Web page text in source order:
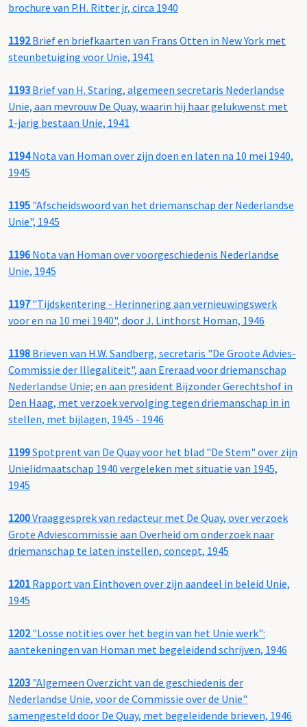
brochure van P.H. Ritter jr, circa 1940
1192Brief en briefkaarten van Frans Otten in New York met
steunbetuiging voor Unie, 1941
1193 Brief van H. Staring, algemeen secretaris Nederlandse
Unie, aan mevrouw De Quay, waarin hij haar gelukwenst met
1-jarig bestaan Unie, 1941
1194Nota van Homan over zijn doen en laten na 10 mei 1940,
1945
1195 "Afscheidswoord van het driemanschap der Nederlandse
Unie", 1945
1196 Nota van Homan over voorgeschiedenis Nederlandse
Unie, 1945
1197"Tijdskentering - Herinnering aan vernieuwingswerk
voor en na 10 mei 1940", door J. Linthorst Homan, 1946
1198 Brieven van H.W. Sandberg, secretaris "De Groote Advies-
Commissie der Illegaliteit", aan Ereraad voor driemanschap
Nederlandse Unie; en aan president Bijzonder Gerechtshof in
Den Haag, met verzoek vervolging tegen driemanschap in in
stellen, met bijlagen, 1945 - 1946
1199Spotprent van De Quay voor het blad "De Stem" over zijn
Unielidmaatschap 1940 vergeleken met situatie van 1945,
1945
1200Vraaggesprek van redacteur met De Quay, over verzoek
Grote Adviescommissie aan Overheid om onderzoek naar
driemanschap te laten instellen, concept, 1945
1201 Rapport van Einthoven over zijn aandeel in beleid Unie,
1945
1202"Losse notities over het begin van het Unie werk":
aantekeningen van Homan met begeleidend schrijven, 1946
1203 "Algemeen Overzicht van de geschiedenis der
Nederlandse Unie, voor de Commissie over de Unie"
samengesteld door De Quay, met begeleidende brieven, 1946